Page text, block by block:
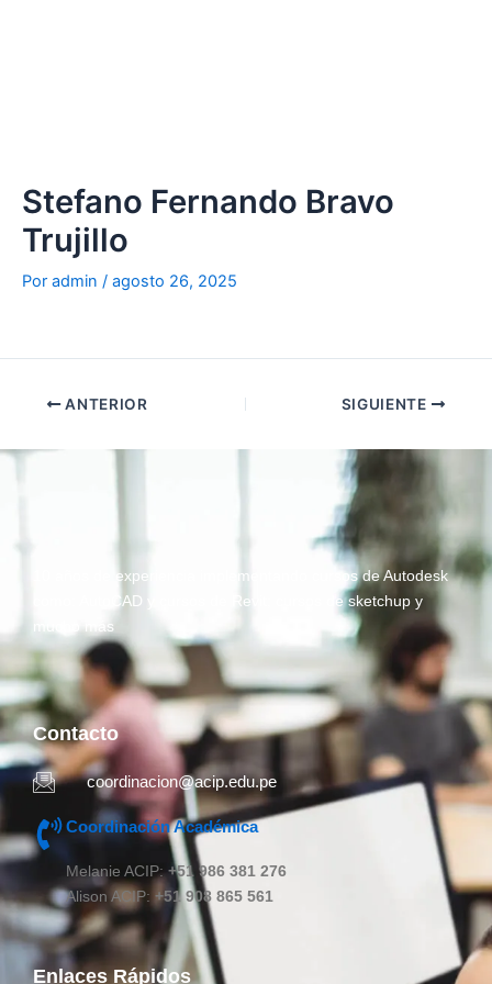
Stefano Fernando Bravo
Trujillo
Por admin / agosto 26, 2025
ANTERIOR SIGUIENTE
10 años de experiencia implementando cursos de Autodesk
como: AutoCAD y cursos de Revit; cursos de sketchup y
mucho más
Contacto
coordinacion@acip.edu.pe
Coordinación Académica
Melanie ACIP: +51 986 381 276
Alison ACIP: +51 908 865 561
Enlaces Rápidos